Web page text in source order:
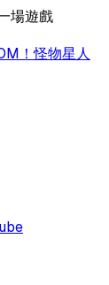
場遊戲
！怪物星人